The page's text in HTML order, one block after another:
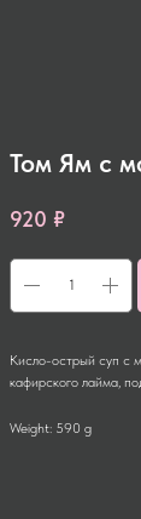
Том Ям с
920 ₽
Кисло-острый суп с
кафирского лайма,
Weight: 590 g